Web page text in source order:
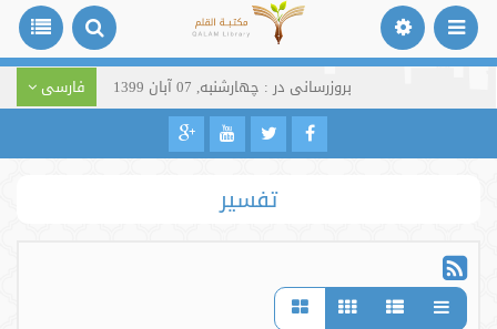
بروزرسانی در : چهارشنبه, 07 آبان 1399 فارسی
تفسیر